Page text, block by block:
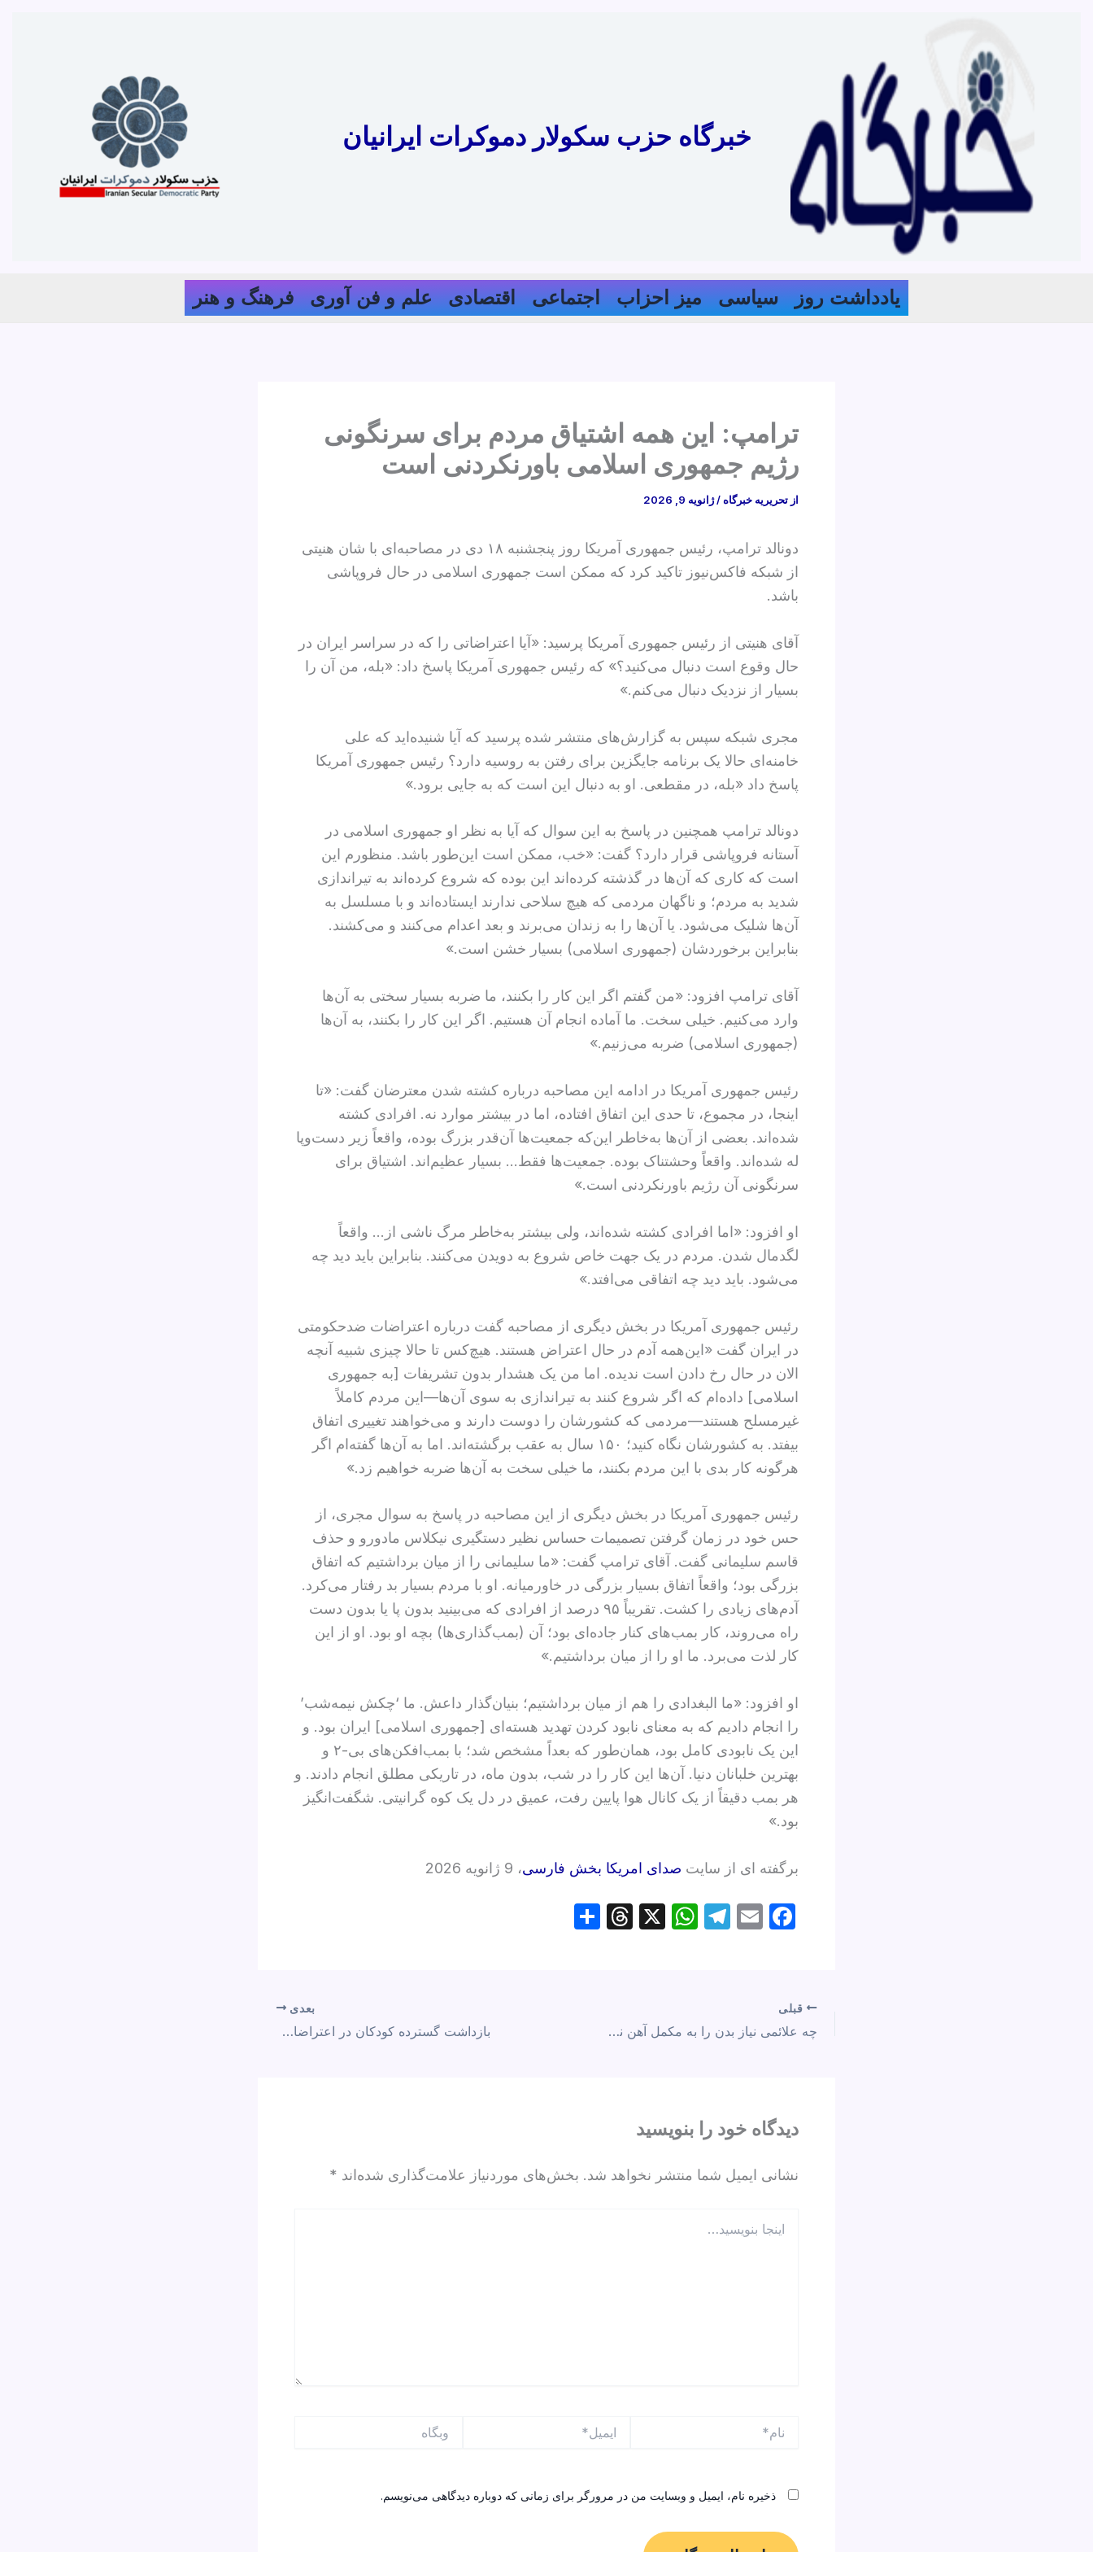
خبرگاه حزب سکولار دموکرات ایرانیان
یادداشت روز سیاسی میز احزاب اجتماعی اقتصادی علم و فن آوری فرهنگ و هنر
ترامپ: این همه اشتیاق مردم برای سرنگونی
رژیم جمهوری اسلامی باورنکردنی است
از تحریریه خبرگاه/ژانویه 9, 2026
دونالد ترامپ، رئیس جمهوری آمریکا روز پنجشنبه ۱۸ دی در مصاحبه‌ای با شان هنیتی
از شبکه فاکس‌نیوز تاکید کرد که ممکن است جمهوری اسلامی در حال فروپاشی
باشد.
آقای هنیتی از رئیس جمهوری آمریکا پرسید: «آیا اعتراضاتی را که در سراسر ایران در
حال وقوع است دنبال می‌کنید؟» که رئیس جمهوری آمریکا پاسخ داد: «بله، من آن را
بسیار از نزدیک دنبال می‌کنم.»
مجری شبکه سپس به گزارش‌های منتشر شده پرسید که آیا شنیده‌اید که علی
خامنه‌ای حالا یک برنامه جایگزین برای رفتن به روسیه دارد؟ رئیس جمهوری آمریکا
پاسخ داد «بله، در مقطعی. او به دنبال این است که به جایی برود.»
دونالد ترامپ همچنین در پاسخ به این سوال که آیا به نظر او جمهوری اسلامی در
آستانه فروپاشی قرار دارد؟ گفت: «خب، ممکن است این‌طور باشد. منظورم این
است که کاری که آن‌ها در گذشته کرده‌اند این بوده که شروع کرده‌اند به تیراندازی
شدید به مردم؛ و ناگهان مردمی که هیچ سلاحی ندارند ایستاده‌اند و با مسلسل به
آن‌ها شلیک می‌شود. یا آن‌ها را به زندان می‌برند و بعد اعدام می‌کنند و می‌کشند.
بنابراین برخوردشان (جمهوری اسلامی) بسیار خشن است.»
آقای ترامپ افزود: «من گفتم اگر این کار را بکنند، ما ضربه بسیار سختی به آن‌ها
وارد می‌کنیم. خیلی سخت. ما آماده انجام آن هستیم. اگر این کار را بکنند، به آن‌ها
(جمهوری اسلامی) ضربه می‌زنیم.»
رئيس جمهوری آمریکا در ادامه این مصاحبه درباره کشته شدن معترضان گفت: «تا
اینجا، در مجموع، تا حدی این اتفاق افتاده، اما در بیشتر موارد نه. افرادی کشته
شده‌اند. بعضی از آن‌ها به‌خاطر این‌که جمعیت‌ها آن‌قدر بزرگ بوده، واقعاً زیر دست‌وپا
له شده‌اند. واقعاً وحشتناک بوده. جمعیت‌ها فقط… بسیار عظیم‌اند. اشتیاق برای
سرنگونی آن رژیم باورنکردنی است.»
او افزود: «اما افرادی کشته شده‌اند، ولی بیشتر به‌خاطر مرگ ناشی از… واقعاً
لگدمال شدن. مردم در یک جهت خاص شروع به دویدن می‌کنند. بنابراین باید دید چه
می‌شود. باید دید چه اتفاقی می‌افتد.»
رئیس جمهوری آمریکا در بخش دیگری از مصاحبه گفت درباره اعتراضات ضدحکومتی
در ایران گفت «این‌همه آدم در حال اعتراض هستند. هیچ‌کس تا حالا چیزی شبیه آنچه
الان در حال رخ دادن است ندیده. اما من یک هشدار بدون تشریفات [به جمهوری
اسلامی] داده‌ام که اگر شروع کنند به تیراندازی به سوی آن‌ها—این مردم کاملاً
غیرمسلح هستند—مردمی که کشورشان را دوست دارند و می‌خواهند تغییری اتفاق
بیفتد. به کشورشان نگاه کنید؛ ۱۵۰ سال به عقب برگشته‌اند. اما به آن‌ها گفته‌ام اگر
هرگونه کار بدی با این مردم بکنند، ما خیلی سخت به آن‌ها ضربه خواهیم زد.»
رئیس جمهوری آمریکا در بخش دیگری از این مصاحبه در پاسخ به سوال مجری، از
حس خود در زمان گرفتن تصمیمات حساس نظیر دستگیری نیکلاس مادورو و حذف
قاسم سلیمانی گفت. آقای ترامپ گفت: «ما سلیمانی را از میان برداشتیم که اتفاق
بزرگی بود؛ واقعاً اتفاق بسیار بزرگی در خاورمیانه. او با مردم بسیار بد رفتار می‌کرد.
آدم‌های زیادی را کشت. تقریباً ۹۵ درصد از افرادی که می‌بینید بدون پا یا بدون دست
راه می‌روند، کار بمب‌های کنار جاده‌ای بود؛ آن (بمب‌گذاری‌ها) بچه او بود. او از این
کار لذت می‌برد. ما او را از میان برداشتیم.»
او افزود: «ما البغدادی را هم از میان برداشتیم؛ بنیان‌گذار داعش. ما ‘چکش نیمه‌شب’
را انجام دادیم که به معنای نابود کردن تهدید هسته‌ای [جمهوری اسلامی] ایران بود. و
این یک نابودی کامل بود، همان‌طور که بعداً مشخص شد؛ با بمب‌افکن‌های بی-۲ و
بهترین خلبانان دنیا. آن‌ها این کار را در شب، بدون ماه، در تاریکی مطلق انجام دادند. و
هر بمب دقیقاً از یک کانال هوا پایین رفت، عمیق در دل یک کوه گرانیتی. شگفت‌انگیز
بود.»
برگفته ای از سایت صدای امریکا بخش فارسی، 9 ژانویه 2026
F
o
E
T
a
m
W
A
p
X
T
قبلی
چه علائمی نیاز بدن را به مکمل آهن نشان می‌دهند؟
بعدی
بازداشت گسترده کودکان در اعتراضات؛ سرکوب نسل آینده ایران
دیدگاه‌ خود را بنویسید
نشانی ایمیل شما منتشر نخواهد شد. بخش‌های موردنیاز علامت‌گذاری شده‌اند *
بنویسید…
ذخیره نام، ایمیل و وبسایت من در مرورگر برای زمانی که دوباره دیدگاهی می‌نویسم.